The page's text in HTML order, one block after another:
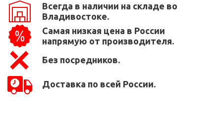
Всегда в наличии на складе во
Владивостоке.
Самая низкая цена в России
напрямую от производителя.
Без посредников.
Доставка по всей России.